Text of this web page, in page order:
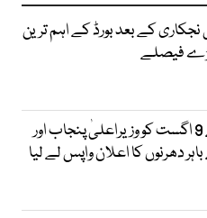
کے بعد بورڈ کے اہم ترین
فیصلے
حافظ نعیم نے 9 اگست کو وزیراعلیٰ پنجاب اور
دھرنوں کا اعلان واپس لے لیا